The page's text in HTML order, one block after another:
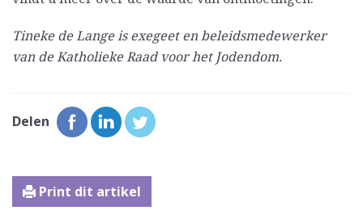
Tineke de Lange is exegeet en beleidsmedewerker
van de Katholieke Raad voor het Jodendom.
Delen
Print dit artikel